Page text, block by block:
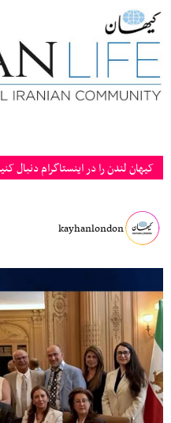
کیهان لندن را در اینستاگرام دنبال
kayhanlondon